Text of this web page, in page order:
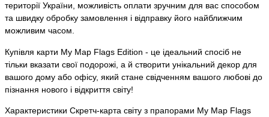
території України, можливість оплати зручним для вас способом
та швидку обробку замовлення і відправку його найближчим
можливим часом.
Купівля карти My Map Flags Edition - це ідеальний спосіб не
тільки вказати свої подорожі, а й створити унікальний декор для
вашого дому або офісу, який стане свідченням вашого любові до
пізнання нового і відкриття світу!
Характеристики Скретч-карта світу з прапорами My Map Flags